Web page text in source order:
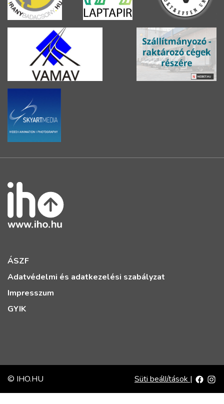
ÁSZF
Adatvédelmi és adatkezelési szabályzat
Impresszum
GYIK
© IHO.HU Süti beállítások |